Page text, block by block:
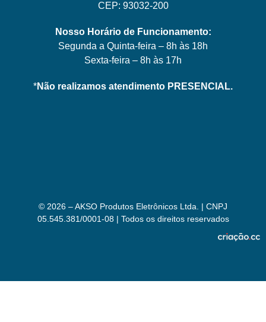
CEP: 93032-200
Nosso Horário de Funcionamento:
Segunda a Quinta-feira – 8h às 18h
Sexta-feira – 8h às 17h
*Não realizamos atendimento PRESENCIAL.
© 2026 – AKSO Produtos Eletrônicos Ltda. | CNPJ
05.545.381/0001-08 | Todos os direitos reservados